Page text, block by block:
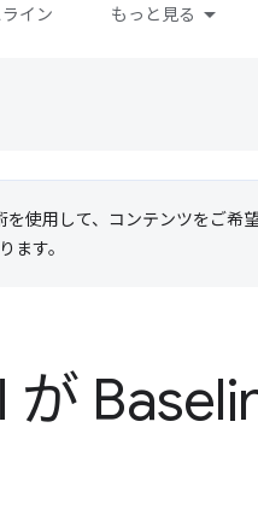
イン もっと見る
を使用して、コンテンツをご希
ます。
が